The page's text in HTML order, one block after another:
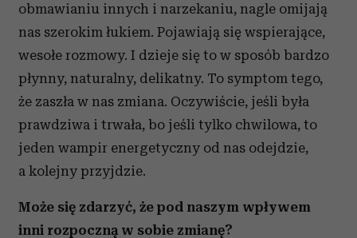
obmawianiu innych i narzekaniu, nagle omijają
nas szerokim łukiem. Pojawiają się wspierające,
wesołe rozmowy. I dzieje się to w sposób bardzo
płynny, naturalny, delikatny. To symptom tego,
że zaszła w nas zmiana. Oczywiście, jeśli była
prawdziwa i trwała, bo jeśli tylko chwilowa, to
jeden wampir energetyczny od nas odejdzie,
a kolejny przyjdzie.
Może się zdarzyć, że pod naszym wpływem
inni rozpoczną w sobie zmianę?